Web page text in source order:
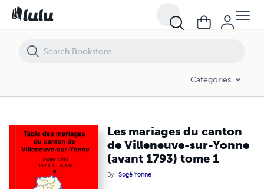
Categories
Les mariages du canton
de Villeneuve-sur-Yonne
(avant 1793) tome 1
By Sogé Yonne
Les mariages du canton de Villeneuve-sur-Yonne (avant 1793) tome